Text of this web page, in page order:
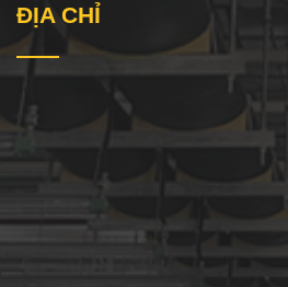
ĐỊA CHỈ